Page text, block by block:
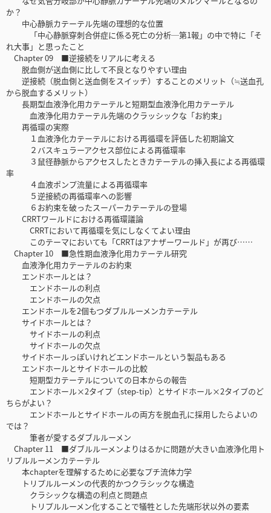
か？
中心静脈カテーテル先端の理想的な位置
「中心静脈穿刺合併症に係る死亡の分析─第1報」の中で特に「そ
れ大事」と思ったこと
Chapter 09 ■逆接続をリアルに考える
脱血側が送血側に比して不良となりやすい理由
逆接続（脱血側と送血側をスイッチ）することのメリット（≒送血孔
から脱血するメリット）
長期型血液浄化用カテーテルと短期型血液浄化用カテーテル
血液浄化用カテーテル先端のクラッシックな「お約束」
再循環の実際
１血液浄化カテーテルにおける再循環を評価した初期論文
２バスキュラーアクセス部位による再循環率
３鼠径静脈からアクセスしたときカテーテルの挿入長による再循環
率
４血液ポンプ流量による再循環率
５逆接続の再循環率への影響
６お約束を破ったスーパーカテーテルの登場
CRRTワールドにおける再循環議論
CRRTにおいて再循環を気にしなくてよい理由
このテーマにおいても「CRRTはアナザーワールド」が再び……
Chapter 10 ■急性期血液浄化用カテーテル研究
血液浄化用カテーテルのお約束
エンドホールとは？
エンドホールの利点
エンドホールの欠点
エンドホールを2個もつダブルルーメンカテーテル
サイドホールとは？
サイドホールの利点
サイドホールの欠点
サイドホールっぽいけれどエンドホールという製品もある
エンドホールとサイドホールの比較
短期型カテーテルについての日本からの報告
エンドホール×2タイプ（step-tip）とサイドホール×2タイプのど
ちらがよい？
エンドホールとサイドホールの両方を脱血孔に採用したらよいの
では？
筆者が愛するダブルルーメン
Chapter 11 ■ダブルルーメンよりはるかに問題が大きい血液浄化用ト
リプルルーメンカテーテル
本chapterを理解するために必要なプチ流体力学
トリプルルーメンの代表的かつクラシックな構造
クラシックな構造の利点と問題点
トリプルルーメン化することで犠牲とした先端形状以外の要素